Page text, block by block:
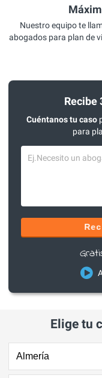
Nuestro equipo te
abogados para plan de
Recibe
Cuéntanos tu caso
para
Elige tu